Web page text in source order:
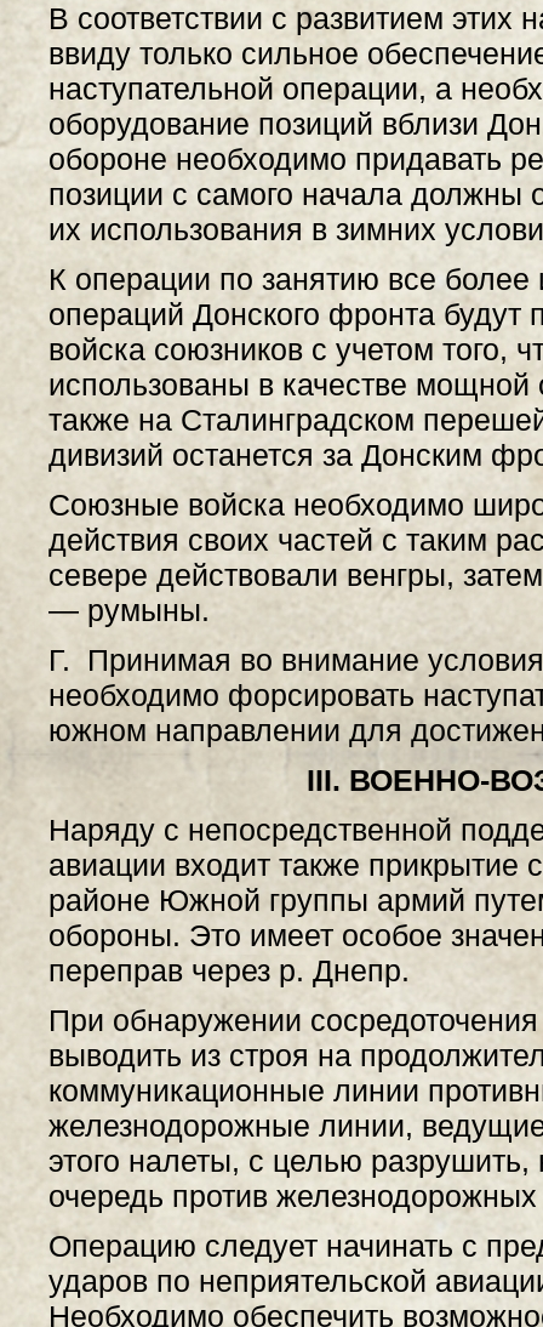
В соответствии с развитием этих
ввиду только сильное
наступательной операции, а
оборудование позиций вблизи
обороне необходимо придавать
позиции с самого начала должны
их использования в зимних
К операции по занятию все
операций Донского фронта
войска союзников с учетом того,
использованы в качестве
также на Сталинградском
дивизий останется за Донским
Союзные войска необходимо
действия своих частей с таким
севере действовали венгры,
— румыны.
Г. Принимая во внимание
необходимо форсировать
южном направлении для
III. ВОЕННО-
Наряду с непосредственной
авиации входит также прикрытие
районе Южной группы армий
обороны. Это имеет особое
переправ через р. Днепр.
При обнаружении
выводить из строя на
коммуникационные линии
железнодорожные линии,
этого налеты, с целью
очередь против
Операцию следует начинать с
ударов по неприятельской
Необходимо обеспечить